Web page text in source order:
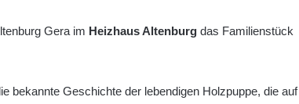
Gera im Heizhaus Altenburg das Familienstück
bekannte Geschichte der lebendigen Holzpuppe, die auf